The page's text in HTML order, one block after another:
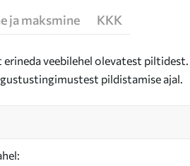
ja maksmine KKK
veebilehel olevatest piltidest.
pildistamise ajal.